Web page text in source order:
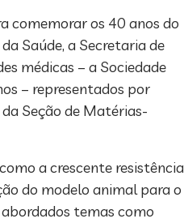
comemorar os 40 anos do
Saúde, a Secretaria de
médicas – a Sociedade
– representados por
Seção de Matérias-
a crescente resistência
do modelo animal para o
temas como